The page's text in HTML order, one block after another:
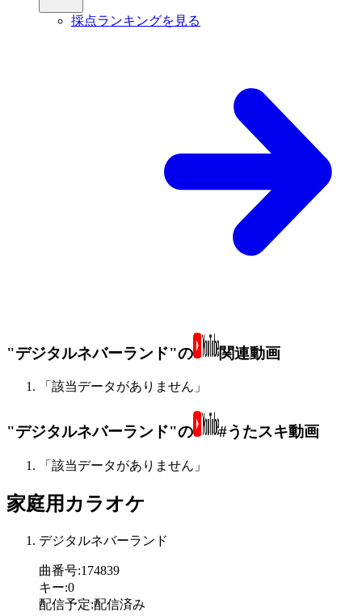
採点ランキングを見る
"デジタルネバーランド"の 関連動画
「該当データがありません」
"デジタルネバーランド"の #うたスキ動画
「該当データがありません」
家庭用カラオケ
デジタルネバーランド
曲番号:174839
キー:0
配信予定:配信済み